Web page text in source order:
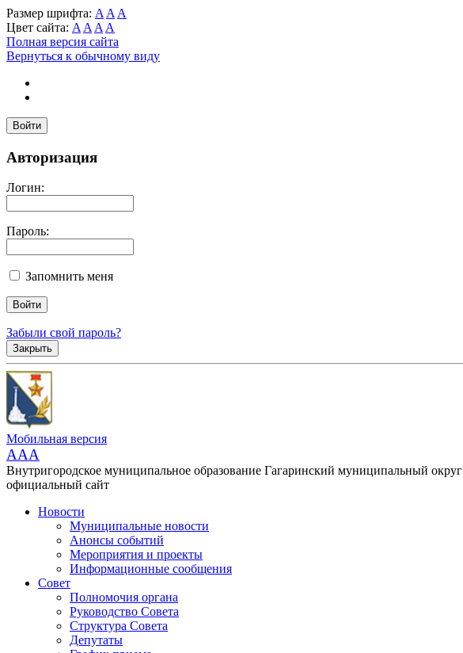
Размер шрифта: A A A
Цвет сайта: A A A A
Полная версия сайта
Вернуться к обычному виду
Войти
Авторизация
Логин:
Пароль:
Запомнить меня
Забыли свой пароль?
Закрыть
Мобильная версия
AAA
Внутригородское муниципальное образование Гагаринский муниципальный округ
официальный сайт
Новости
Муниципальные новости
Анонсы событий
Мероприятия и проекты
Информационные сообщения
Совет
Полномочия органа
Руководство Совета
Структура Совета
Депутаты